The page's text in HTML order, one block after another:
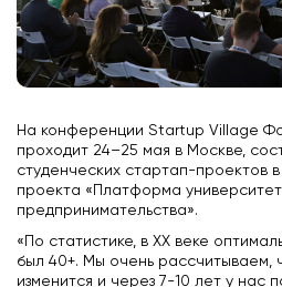
На конференции Startup Village
проходит 24–25 мая в Москве,
студенческих стартап-проектов
проекта «Платформа
предпринимательства».
«По статистике, в XX веке
был 40+. Мы очень рассчитываем,
изменится и через 7-10 лет у нас